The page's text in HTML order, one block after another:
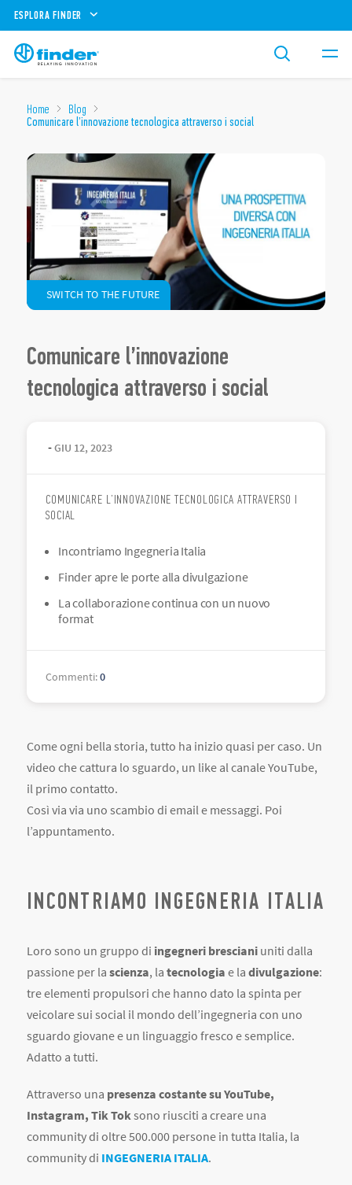
ESPLORA FINDER
Home
Blog
Comunicare l’innovazione tecnologica attraverso i social
SWITCH TO THE FUTURE
Comunicare l’innovazione
tecnologica attraverso i social
-GIU 12, 2023
COMUNICARE L’INNOVAZIONE TECNOLOGICA ATTRAVERSO I
SOCIAL
Incontriamo Ingegneria Italia
Finder apre le porte alla divulgazione
La collaborazione continua con un nuovo
format
Commenti:0
Come ogni bella storia, tutto ha inizio quasi per caso. Un
video che cattura lo sguardo, un like al canale YouTube,
il primo contatto.
Così via via uno scambio di email e messaggi. Poi
l’appuntamento.
INCONTRIAMO INGEGNERIA ITALIA
Loro sono un gruppo di ingegneri bresciani uniti dalla
passione per la scienza, la tecnologia e la divulgazione:
tre elementi propulsori che hanno dato la spinta per
veicolare sui social il mondo dell’ingegneria con uno
sguardo giovane e un linguaggio fresco e semplice.
Adatto a tutti.
Attraverso una presenza costante su YouTube,
Instagram, Tik Tok sono riusciti a creare una
community di oltre 500.000 persone in tutta Italia, la
community di INGEGNERIA ITALIA.